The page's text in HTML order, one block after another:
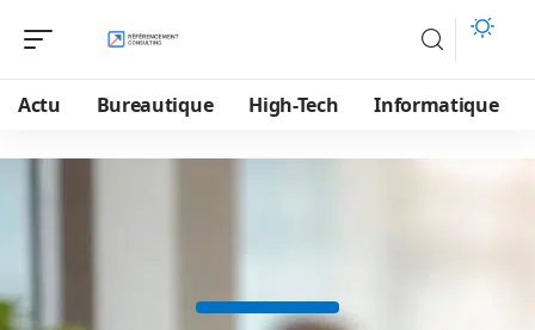
Actu Bureautique High-Tech Informatique